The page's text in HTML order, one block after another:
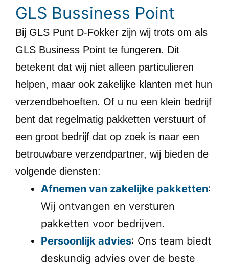
GLS Bussiness Point
Bij GLS Punt D-Fokker zijn wij trots om als
GLS Business Point te fungeren. Dit
betekent dat wij niet alleen particulieren
helpen, maar ook zakelijke klanten met hun
verzendbehoeften. Of u nu een klein bedrijf
bent dat regelmatig pakketten verstuurt of
een groot bedrijf dat op zoek is naar een
betrouwbare verzendpartner, wij bieden de
volgende diensten:
Afnemen van zakelijke pakketten:
Wij ontvangen en versturen
pakketten voor bedrijven.
Persoonlijk advies: Ons team biedt
deskundig advies over de beste